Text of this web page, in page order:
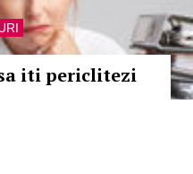
iti periclitezi